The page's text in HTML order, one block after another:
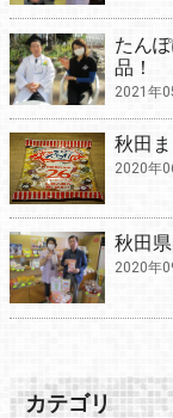
たん
品！
2021年
秋田
2020年
秋田
2020年
カテゴリ